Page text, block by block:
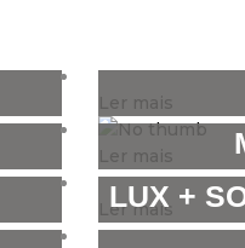
Ler mais
Ler mais
Ler mais
LUX +